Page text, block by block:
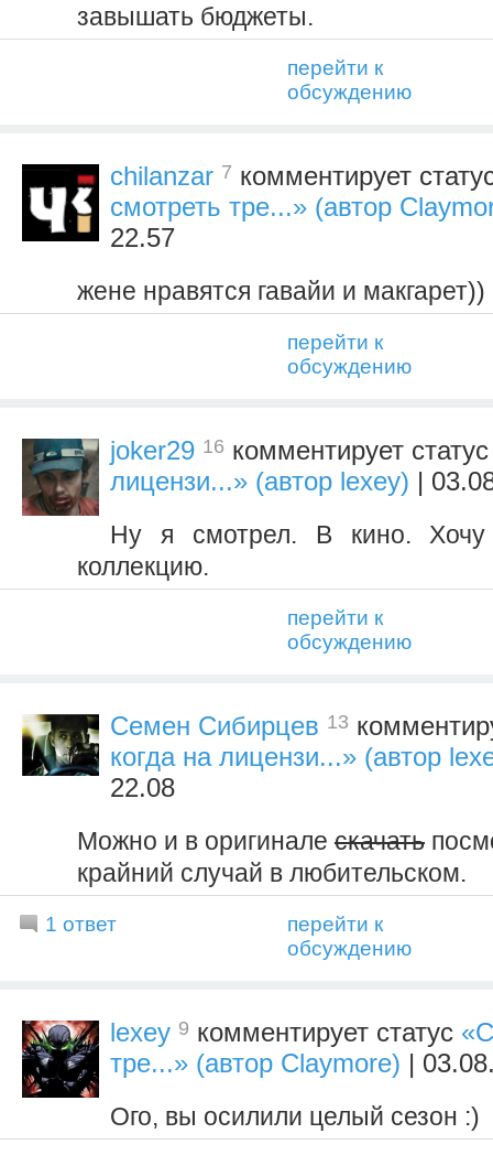
завышать бюджеты.
перейти к
обсуждению
chilanzar 7 комментирует
смотреть тре...» (автор
22.57
жене нравятся гавайи и макгарет))
перейти к
обсуждению
joker29 16 комментирует
лицензи...» (автор lexey) |
Ну я смотрел. В кино.
коллекцию.
перейти к
обсуждению
Семен Сибирцев 13
когда на лицензи...» (автор
22.08
Можно и в оригинале скачать
крайний случай в любительском.
1 ответ
перейти к
обсуждению
lexey 9 комментирует статус
тре...» (автор Claymore) |
Ого, вы осилили целый сезон :)